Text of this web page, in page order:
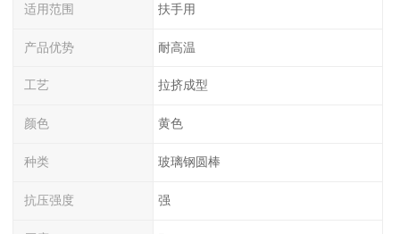
适用范围 扶手用
产品优势 耐高温
工艺 拉挤成型
颜色 黄色
种类 玻璃钢圆棒
抗压强度 强